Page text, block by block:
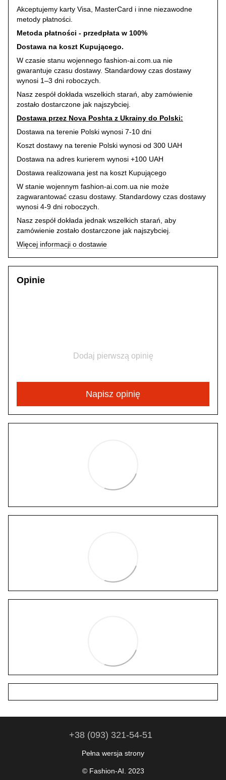
Akceptujemy karty Visa, MasterCard i inne niezawodne
metody płatności.
Metoda płatności - przedpłata w 100%
Dostawa na koszt Kupującego.
W czasie stanu wojennego fashion-ai.com.ua nie
gwarantuje czasu dostawy. Standardowy czas dostawy
wynosi 1–3 dni roboczych.
Nasz zespół dokłada wszelkich starań, aby zamówienie
zostało dostarczone jak najszybciej.
Dostawa przez Nova Poshta z Ukrainy do Polski:
Dostawa na terenie Polski wynosi 7-10 dni
Koszt dostawy na terenie Polski wynosi od 300 UAH
Dostawa na adres kurierem wynosi +100 UAH
Dostawa realizowana jest na koszt Kupującego
W stanie wojennym fashion-ai.com.ua nie może
zagwarantować czasu dostawy. Standardowy czas dostawy
wynosi 4-9 dni roboczych.
Nasz zespół dokłada jednak wszelkich starań, aby
zamówienie zostało dostarczone jak najszybciej.
Więcej informacji o dostawie
Opinie
Dodaj pierwszą opinię
Napisz opinię
+38 (093) 321-54-51
Pełna wersja strony
© Fashion-AI. 2023